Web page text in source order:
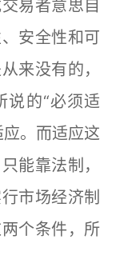
易者意思自
安全性和可
来没有的，
说的“必须适
。而适应这
能靠法制，
市场经济制
个条件，所